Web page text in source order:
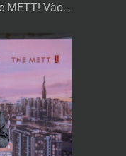
METT! Vào n
với sự th
khách thuê.
hành […]